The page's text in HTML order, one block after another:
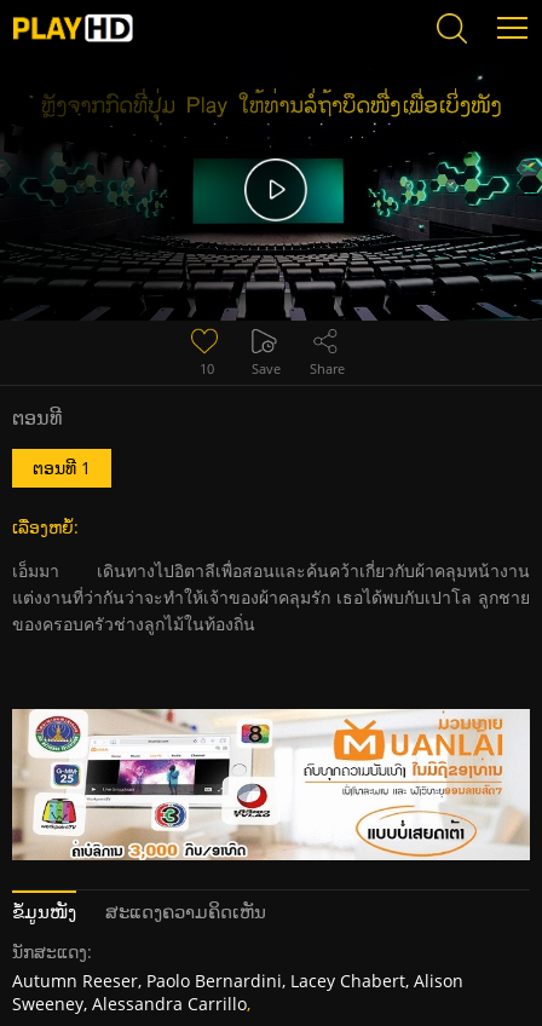
10 Save Share
ຕອນທີ
ຕອນທີ 1
ເລື່ອງຫຍໍ້:
เอ็มมา เดินทางไปอิตาลีเพื่อสอนและค้นคว้าเกี่ยวกับผ้าคลุมหน้างาน
แต่งงานที่ว่ากันว่าจะทำให้เจ้าของผ้าคลุมรัก เธอได้พบกับเปาโล ลูกชาย
ของครอบครัวช่างลูกไม้ในท้องถิ่น
ຂໍ້ມູນໜັງ ສະແດງຄວາມຄິດເຫັນ
ນັກສະແດງ:
Autumn Reeser, Paolo Bernardini, Lacey Chabert, Alison
Sweeney, Alessandra Carrillo,